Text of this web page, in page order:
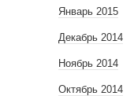
Январь 2015
Декабрь 2014
Ноябрь 2014
Октябрь 2014